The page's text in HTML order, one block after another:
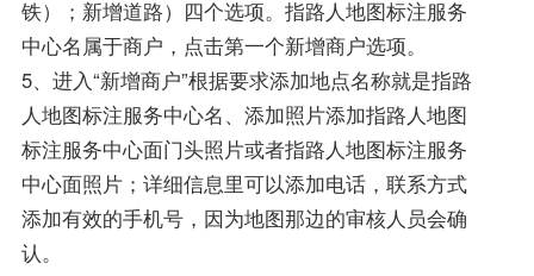
铁）；新增道路）四个选项。指路人地图标注服务
中心名属于商户，点击第一个新增商户选项。
5、进入“新增商户”根据要求添加地点名称就是指路
人地图标注服务中心名、添加照片添加指路人地图
标注服务中心面门头照片或者指路人地图标注服务
中心面照片；详细信息里可以添加电话，联系方式
添加有效的手机号，因为地图那边的审核人员会确
认。